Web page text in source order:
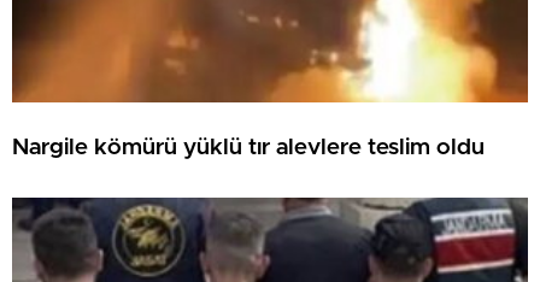
Nargile kömürü yüklü tır alevlere teslim oldu